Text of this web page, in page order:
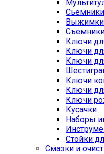
Выжимки
Ключи
Ключи
Ключи
Ключи
Ключи
Ключи
Кусачки
Наборы
Стойки
Смазки и